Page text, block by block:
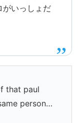
がいっしょだ
that paul
person…